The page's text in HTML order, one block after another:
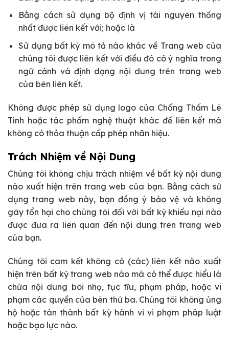
Bằng cách sử dụng bộ định vị tài nguyên thống
nhất được liên kết với; hoặc là
Sử dụng bất kỳ mô tả nào khác về Trang web của
chúng tôi được liên kết với điều đó có ý nghĩa trong
ngữ cảnh và định dạng nội dung trên trang web
của bên liên kết.
Không được phép sử dụng logo của Chống Thấm Lê
Tình hoặc tác phẩm nghệ thuật khác để liên kết mà
không có thỏa thuận cấp phép nhãn hiệu.
Trách Nhiệm về Nội Dung
Chúng tôi không chịu trách nhiệm về bất kỳ nội dung
nào xuất hiện trên trang web của bạn. Bằng cách sử
dụng trang web này, bạn đồng ý bảo vệ và không
gây tổn hại cho chúng tôi đối với bất kỳ khiếu nại nào
được đưa ra liên quan đến nội dung trên trang web
của bạn.
Chúng tôi cam kết không có (các) liên kết nào xuất
hiện trên bất kỳ trang web nào mà có thể được hiểu là
chứa nội dung bôi nhọ, tục tĩu, phạm pháp, hoặc vi
phạm các quyền của bên thứ ba. Chúng tôi không ủng
hộ hoặc tán thành bất kỳ hành vi vi phạm pháp luật
hoặc bạo lực nào.